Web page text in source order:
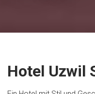
Hotel Uzwil